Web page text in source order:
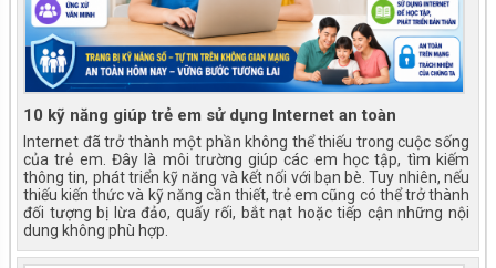
10 kỹ năng giúp trẻ em sử dụng Internet an toàn
Internet đã trở thành một phần không thể thiếu trong cuộc sống
của trẻ em. Đây là môi trường giúp các em học tập, tìm kiếm
thông tin, phát triển kỹ năng và kết nối với bạn bè. Tuy nhiên, nếu
thiếu kiến thức và kỹ năng cần thiết, trẻ em cũng có thể trở thành
đối tượng bị lừa đảo, quấy rối, bắt nạt hoặc tiếp cận những nội
dung không phù hợp.